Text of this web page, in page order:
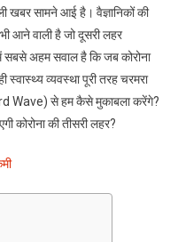
खबर सामने आई है। वैज्ञानिकों की
आने वाली है जो दूसरी लहर
अहम सवाल है कि जब कोरोना
व्यवस्था पूरी तरह चरमरा
Wave) से हम कैसे मुकाबला करेंगे?
कोरोना की तीसरी लहर?